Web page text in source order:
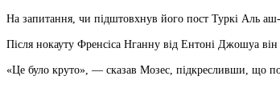
На запитання, чи підштовхнув його пост Туркі Аль
Після нокауту Френсіса Нганну від Ентоні Джошуа він
«Це було круто», — сказав Мозес, підкресливши, що